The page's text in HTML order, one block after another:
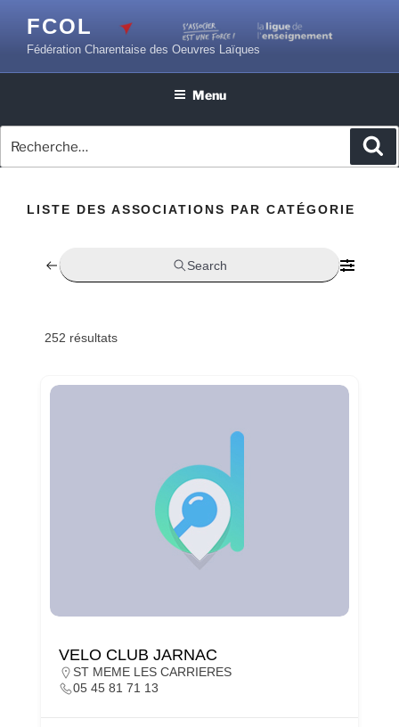
contenu
principal
FCOL
Fédération Charentaise des Oeuvres Laïques
Menu
LISTE DES ASSOCIATIONS PAR CATÉGORIE
Search
252 résultats
VELO CLUB JARNAC
ST MEME LES CARRIERES
05 45 81 71 13